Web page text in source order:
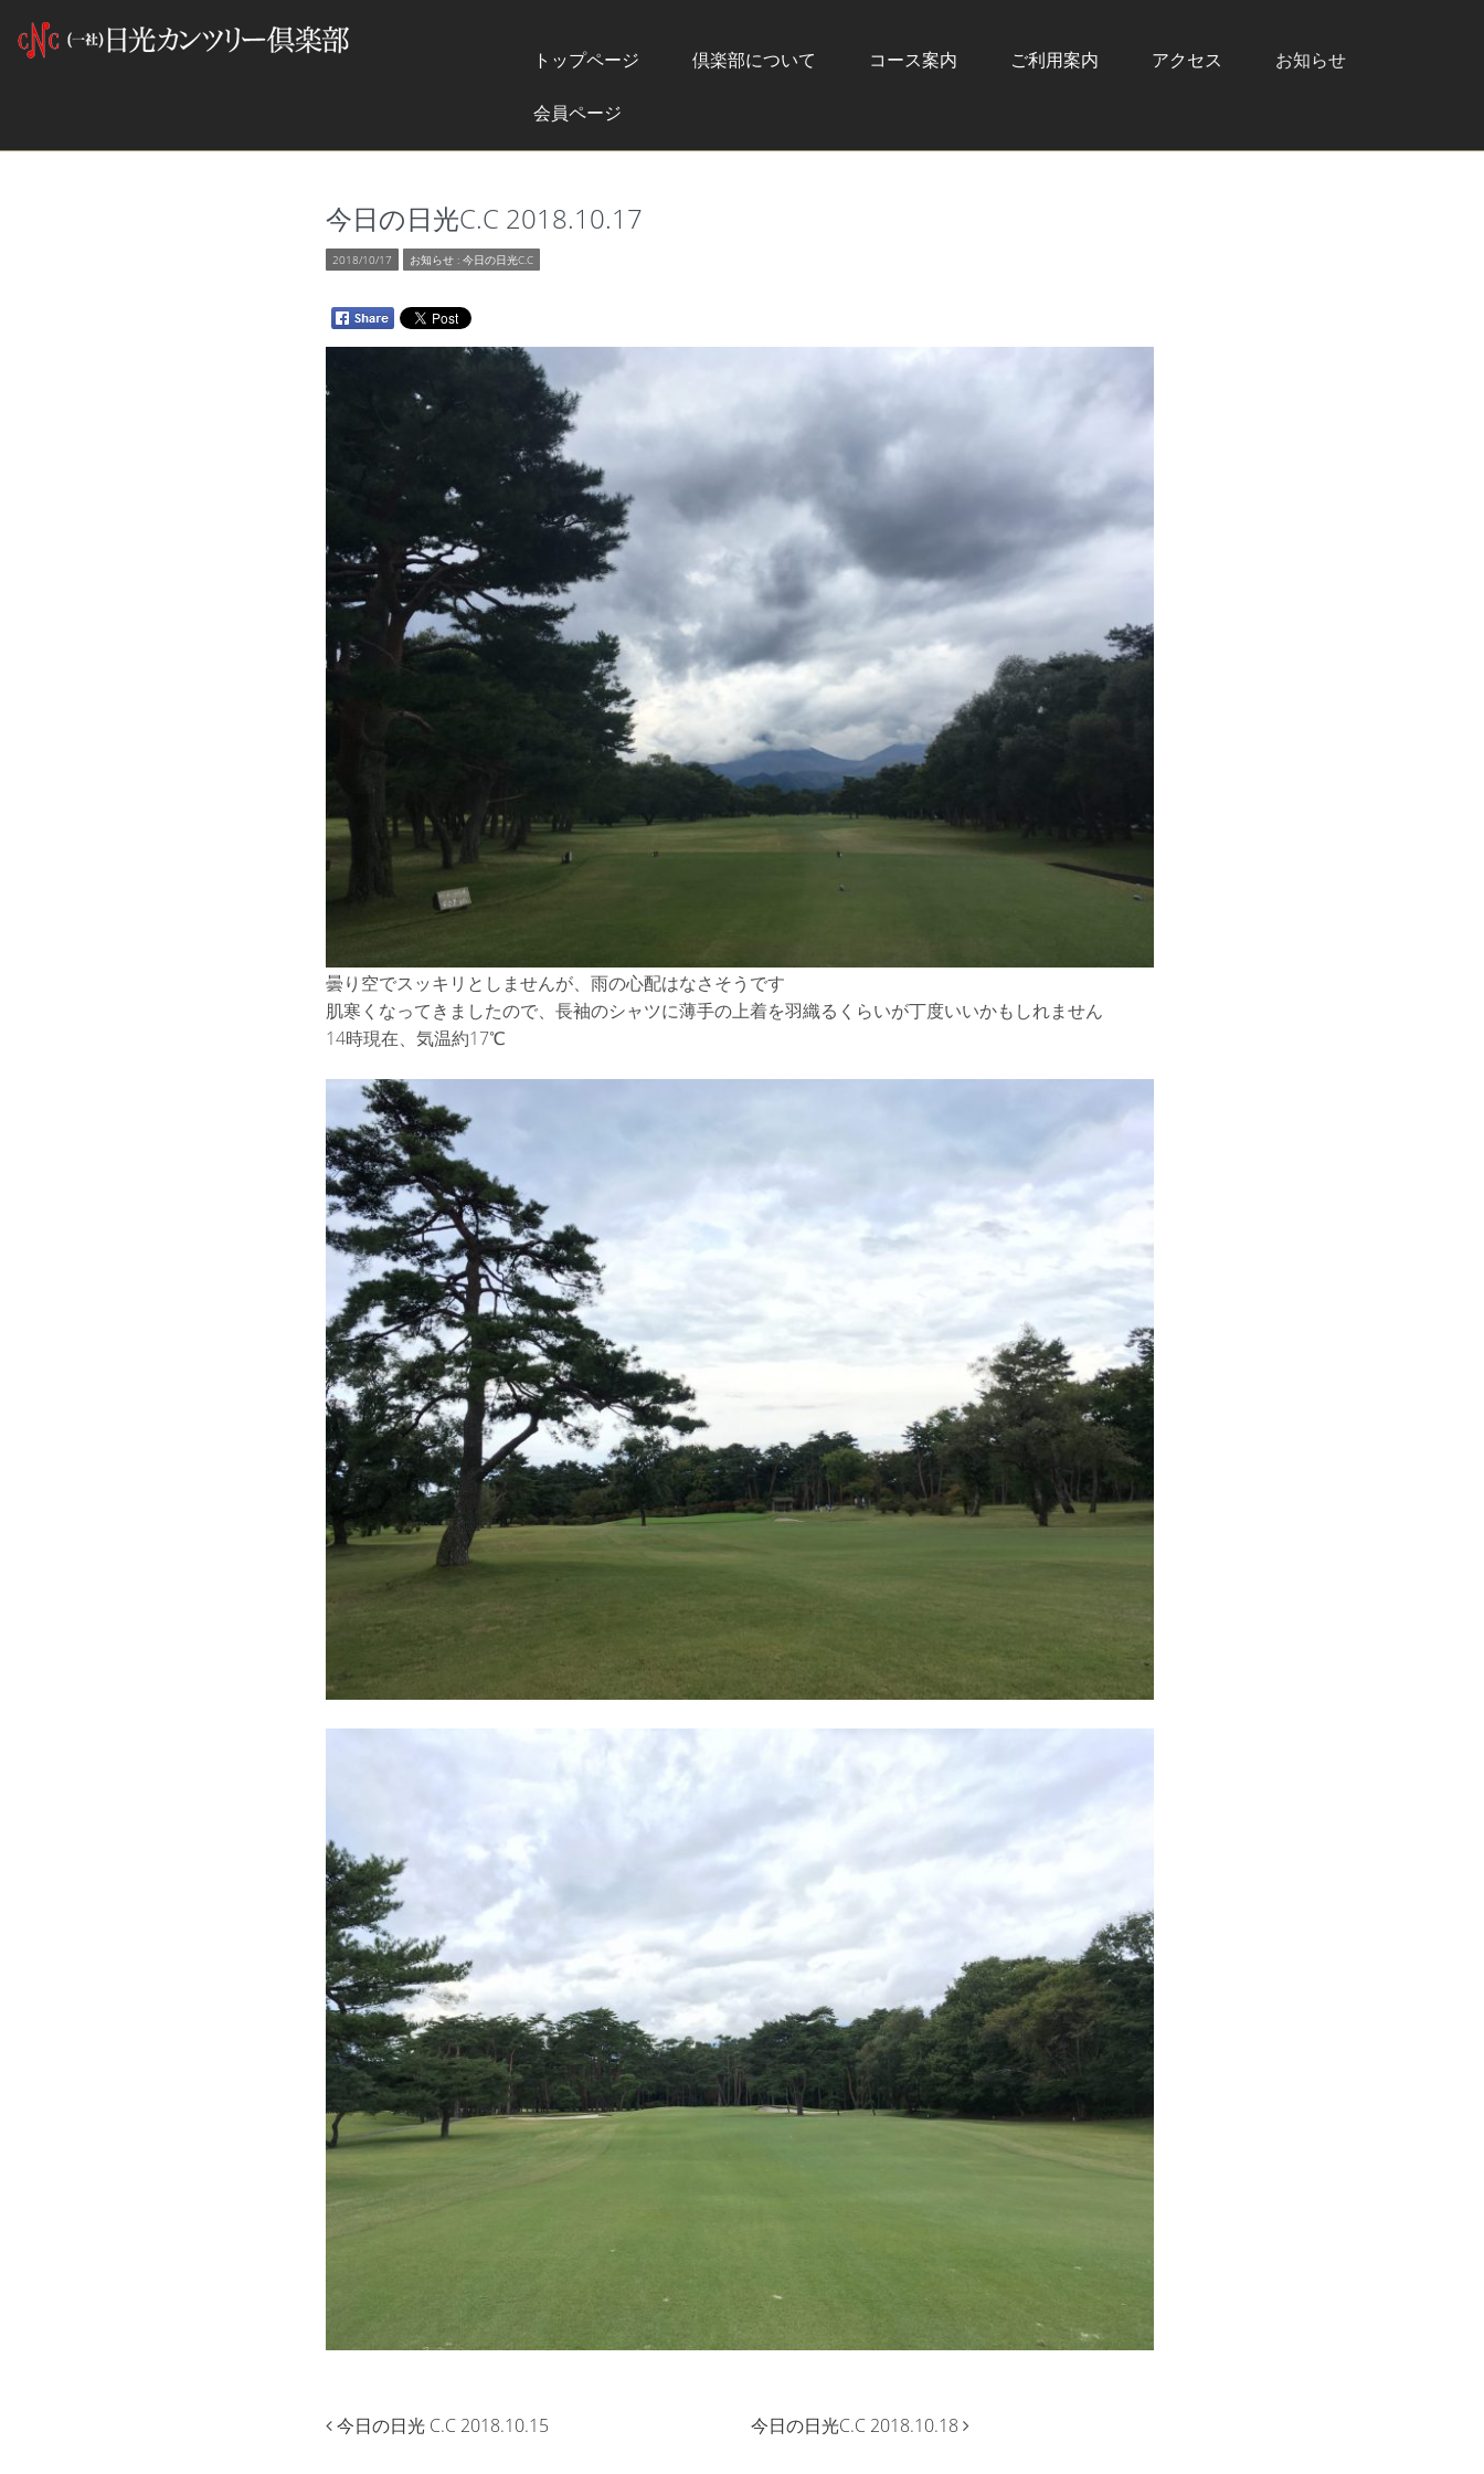
トップページ 倶楽部について コース案内 ご利用案内 アクセス お知らせ
会員ページ
今日の日光C.C 2018.10.17
2018/10/17 お知らせ: 今日の日光C.C
曇り空でスッキリとしませんが、雨の心配はなさそうです
肌寒くなってきましたので、長袖のシャツに薄手の上着を羽織るくらいが丁度いいかもしれません
14時現在、気温約17℃
今日の日光 C.C 2018.10.15 今日の日光C.C 2018.10.18